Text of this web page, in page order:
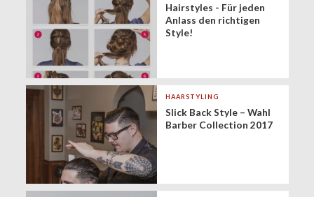
Hairstyles - Für jeden
Anlass den richtigen
Style!
HAARSTYLING
Slick Back Style – Wahl
Barber Collection 2017